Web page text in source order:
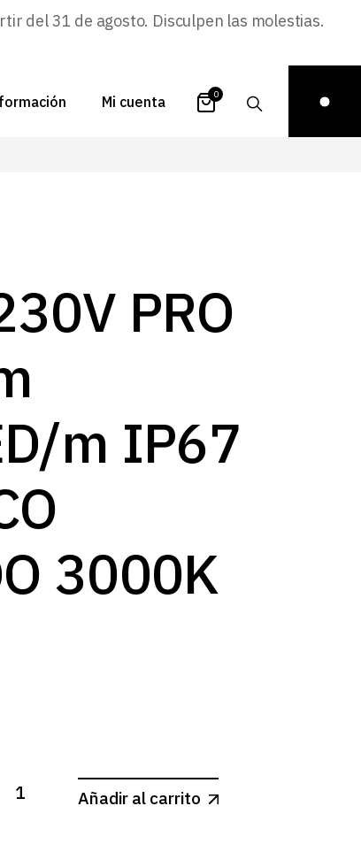
del 31 de agosto. Disculpen las molestias.
inspiración
Mi cuenta
contraseña
0
PRO
m IP67
3000K
PRO 17W/m 120LED/m IP67 BLANCO CALIDO
Añadir al carrito